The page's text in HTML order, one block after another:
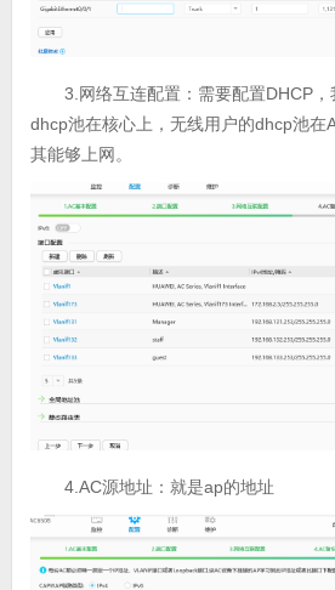
3.网络互连配置：需要配置DHCP
dhcp池在核心上，无线用户的dhcp池在
其能够上网。
4.AC源地址：就是ap的地址